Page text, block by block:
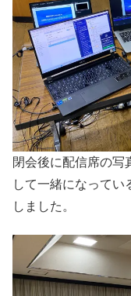
閉会後に配信席の写
して一緒になってい
しました。